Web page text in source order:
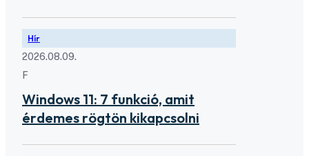
Hír
2026.08.09.
F
Windows 11: 7 funkció, amit
érdemes rögtön kikapcsolni